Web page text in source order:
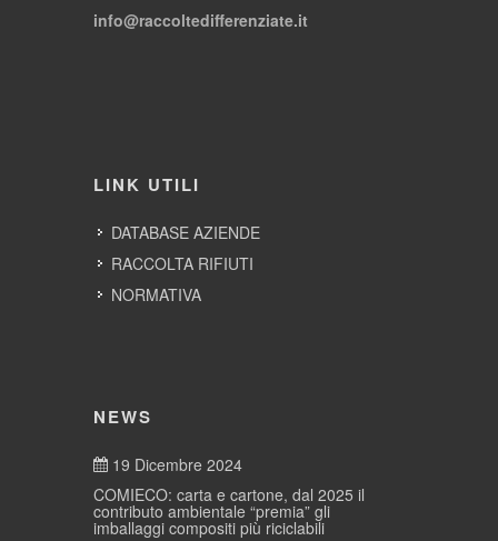
info@raccoltedifferenziate.it
LINK UTILI
DATABASE AZIENDE
RACCOLTA RIFIUTI
NORMATIVA
NEWS
19 Dicembre 2024
COMIECO: carta e cartone, dal 2025 il
contributo ambientale “premia” gli
imballaggi compositi più riciclabili